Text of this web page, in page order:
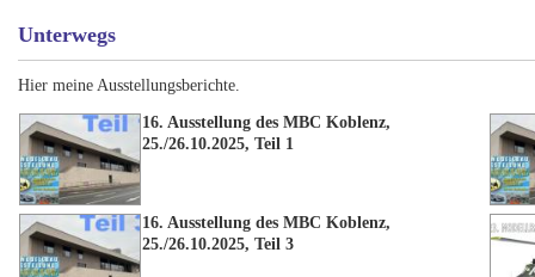
Unterwegs
Hier meine Ausstellungsberichte.
16. Ausstellung des MBC Koblenz,
25./26.10.2025, Teil 1
16. Ausstellung des MBC Koblenz,
25./26.10.2025, Teil 3